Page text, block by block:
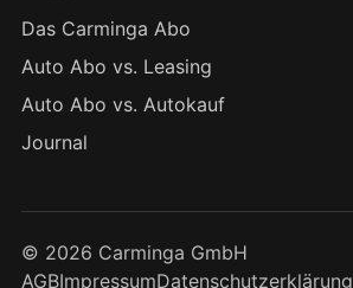
Das Carminga Abo
Auto Abo vs. Leasing
Auto Abo vs. Autokauf
Journal
© 2026 Carminga GmbH
AGBImpressumDatenschutzerklärung